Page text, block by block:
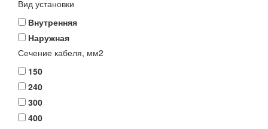
Вид установки
Внутренняя
Наружная
Сечение кабеля, мм2
150
240
300
400